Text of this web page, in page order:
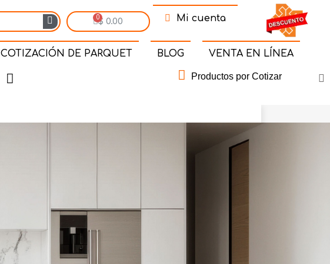
$ 0.00 Mi cuenta
COTIZACIÓN DE PARQUET BLOG VENTA EN LÍNEA
Productos por Cotizar